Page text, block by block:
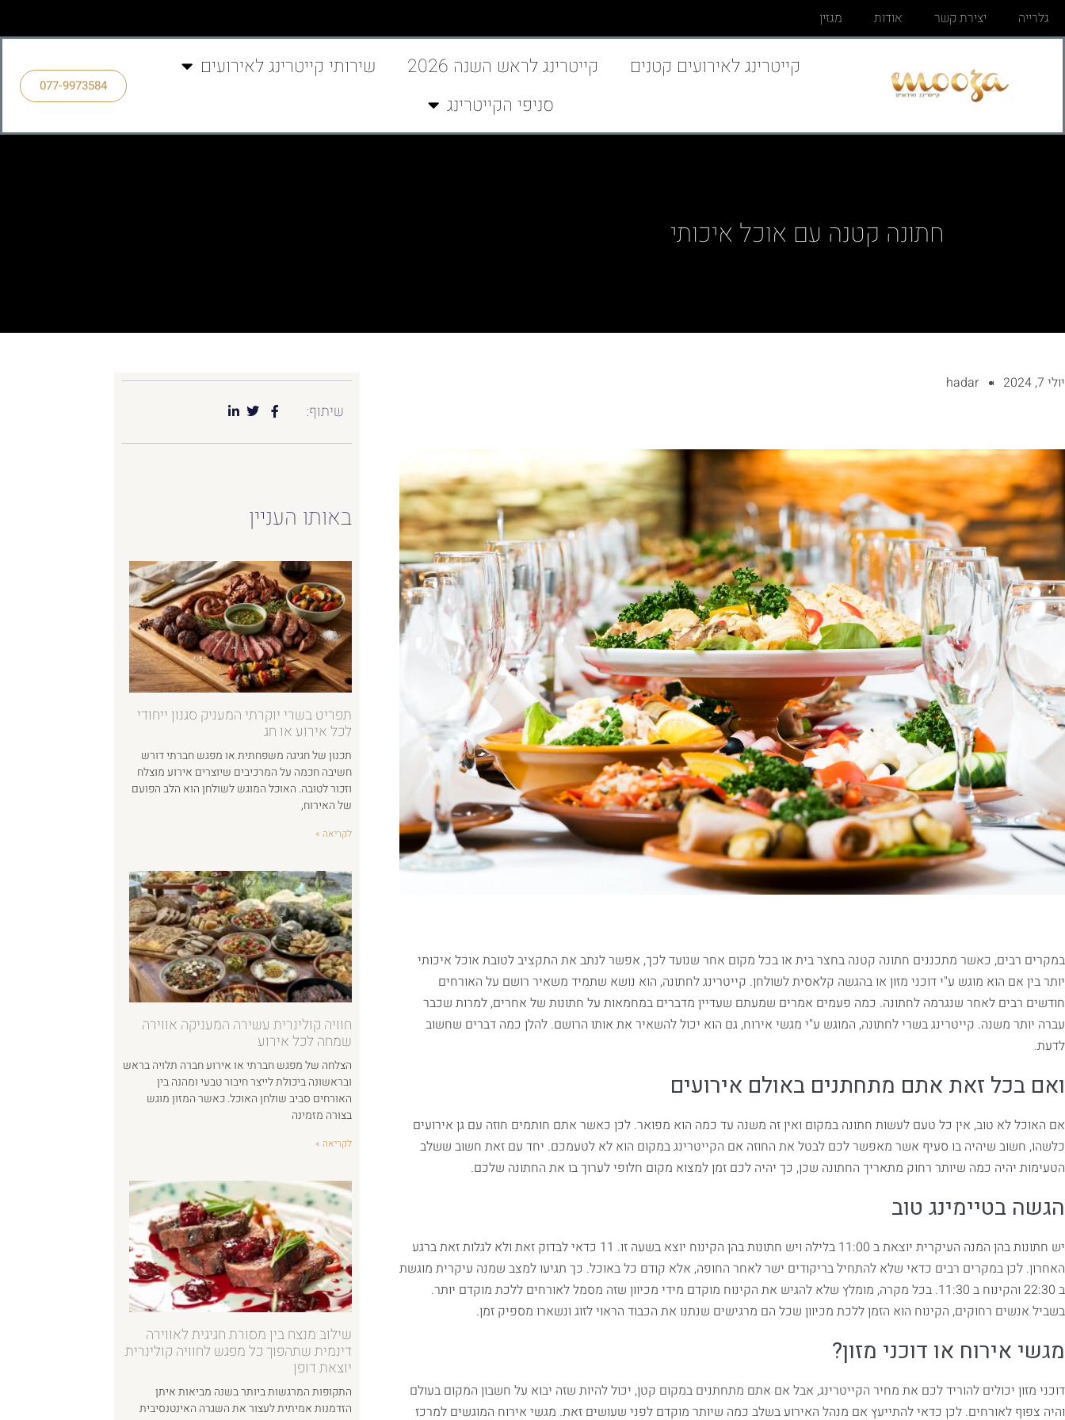
גלרייה יצירת קשר אודות מגזין
קייטרינג לאירועים קטנים קייטרינג לראש השנה 2026
שירותי קייטרינג לאירועים
סניפי הקייטרינג
077-9973584
חתונה קטנה עם אוכל איכותי
יולי 7, 2024 hadar
במקרים רבים, כאשר מתכננים חתונה קטנה בחצר בית או בכל מקום אחר שנועד לכך, אפשר לנתב את התקציב לטובת אוכל איכותי
יותר בין אם הוא מוגש ע"י דוכני מזון או בהגשה קלאסית לשולחן. קייטרינג לחתונה, הוא נושא שתמיד משאיר רושם על האורחים
חודשים רבים לאחר שנגרמה לחתונה. כמה פעמים אמרים שמעתם שעדיין מדברים במחמאות על חתונות של אחרים, למרות שכבר
עברה יותר משנה. קייטרינג בשרי לחתונה, המוגש ע"י מגשי אירוח, גם הוא יכול להשאיר את אותו הרושם. להלן כמה דברים שחשוב
לדעת.
ואם בכל זאת אתם מתחתנים באולם אירועים
אם האוכל לא טוב, אין כל טעם לעשות חתונה במקום ואין זה משנה עד כמה הוא מפואר. לכן כאשר אתם חותמים חוזה עם גן אירועים
כלשהו, חשוב שיהיה בו סעיף אשר מאפשר לכם לבטל את החוזה אם הקייטרינג במקום הוא לא לטעמכם. יחד עם זאת חשוב ששלב
הטעימות יהיה כמה שיותר רחוק מתאריך החתונה שכן, כך יהיה לכם זמן למצוא מקום חלופי לערוך בו את החתונה שלכם.
הגשה בטיימינג טוב
יש חתונות בהן המנה העיקרית יוצאת ב 11:00 בלילה ויש חתונות בהן הקינוח יוצא בשעה זו. 11 כדאי לבדוק זאת ולא לגלות זאת ברגע
האחרון. לכן במקרים רבים כדאי שלא להתחיל בריקודים ישר לאחר החופה, אלא קודם כל באוכל. כך תגיעו למצב שמנה עיקרית מוגשת
ב 22:30 והקינוח ב 11:30. בכל מקרה, מומלץ שלא להגיש את הקינוח מוקדם מידי מכיוון שזה מסמל לאורחים ללכת מוקדם יותר.
בשביל אנשים רחוקים, הקינוח הוא הזמן ללכת מכיוון שכל הם מרגישים שנתנו את הכבוד הראוי לזוג ונשארו מספיק זמן.
מגשי אירוח או דוכני מזון?
דוכני מזון יכולים להוריד לכם את מחיר הקייטרינג, אבל אם אתם מתחתנים במקום קטן, יכול להיות שזה יבוא על חשבון המקום בעולם
והיה צפוף לאורחים. לכן כדאי להתייעץ אם מנהל האירוע בשלב כמה שיותר מוקדם לפני שעושים זאת. מגשי אירוח המוגשים למרכז
שיתוף:
באותו העניין
תפריט בשרי יוקרתי המעניק סגנון ייחודי
לכל אירוע או חג
תכנון של חגיגה משפחתית או מפגש חברתי דורש
חשיבה חכמה על המרכיבים שיוצרים אירוע מוצלח
וזכור לטובה. האוכל המוגש לשולחן הוא הלב הפועם
של האירוח,
לקריאה »
חוויה קולינרית עשירה המעניקה אווירה
שמחה לכל אירוע
הצלחה של מפגש חברתי או אירוע חברה תלויה בראש
ובראשונה ביכולת לייצר חיבור טבעי ומהנה בין
האורחים סביב שולחן האוכל. כאשר המזון מוגש
בצורה מזמינה
לקריאה »
שילוב מנצח בין מסורת חגיגית לאווירה
דינמית שתהפוך כל מפגש לחוויה קולינרית
יוצאת דופן
התקופות המרגשות ביותר בשנה מביאות איתן
הזדמנות אמיתית לעצור את השגרה האינטנסיבית